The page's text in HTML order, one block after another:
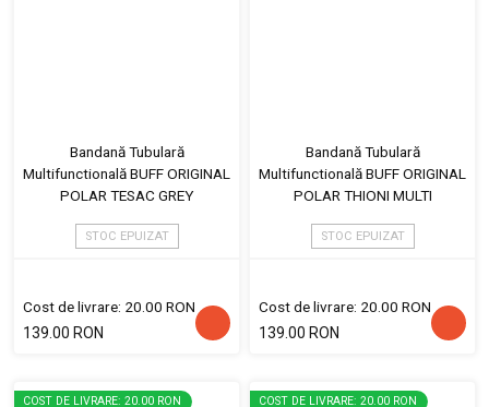
Bandană Tubulară
Multifunctională BUFF ORIGINAL
POLAR TESAC GREY
STOC EPUIZAT
Cost de livrare: 20.00 RON
139.00 RON
Bandană Tubulară
Multifunctională BUFF ORIGINAL
POLAR THIONI MULTI
STOC EPUIZAT
Cost de livrare: 20.00 RON
139.00 RON
COST DE LIVRARE: 20.00 RON COST DE LIVRARE: 20.00 RON